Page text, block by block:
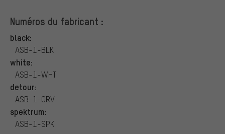
Numéros du fabricant :
black:
ASB-1-BLK
white:
ASB-1-WHT
detour:
ASB-1-GRV
spektrum:
ASB-1-SPK